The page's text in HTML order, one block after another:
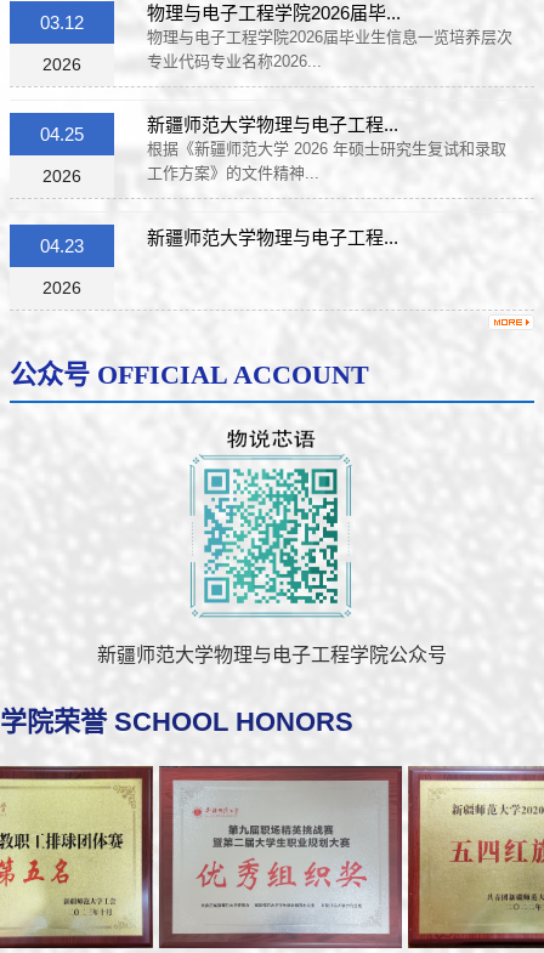
03.12
2026
物理与电子工程学院2026届毕...
物理与电子工程学院2026届毕业生信息一览培养层次
专业代码专业名称2026...
04.25
2026
新疆师范大学物理与电子工程...
根据《新疆师范大学 2026 年硕士研究生复试和录取
工作方案》的文件精神...
04.23
2026
新疆师范大学物理与电子工程...
公众号 OFFICIAL ACCOUNT
新疆师范大学物理与电子工程学院公众号
学院荣誉 SCHOOL HONORS